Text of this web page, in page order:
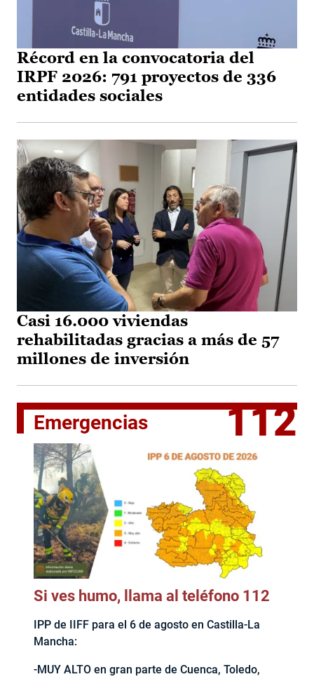
Récord en la convocatoria del
IRPF 2026: 791 proyectos de 336
entidades sociales
Casi 16.000 viviendas
rehabilitadas gracias a más de 57
millones de inversión
Emergencias 112
Si ves humo, llama al teléfono 112
IPP de IIFF para el 6 de agosto en Castilla-La
Mancha:
-MUY ALTO en gran parte de Cuenca, Toledo,